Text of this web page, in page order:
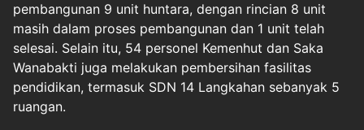
pembangunan 9 unit huntara, dengan rincian 8 unit
masih dalam proses pembangunan dan 1 unit telah
selesai. Selain itu, 54 personel Kemenhut dan Saka
Wanabakti juga melakukan pembersihan fasilitas
pendidikan, termasuk SDN 14 Langkahan sebanyak 5
ruangan.